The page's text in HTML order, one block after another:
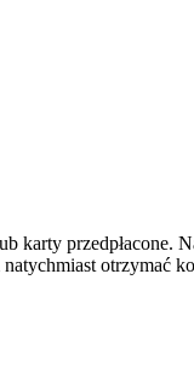
przedpłacone.
otrzymać